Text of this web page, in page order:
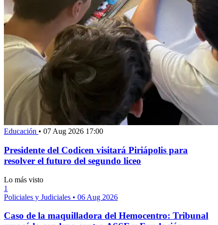
Educación • 07 Aug 2026 17:00
Presidente del Codicen visitará Piriápolis para
resolver el futuro del segundo liceo
Lo más visto
1
Policiales y Judiciales • 06 Aug 2026
Caso de la maquilladora del Hemocentro: Tribunal